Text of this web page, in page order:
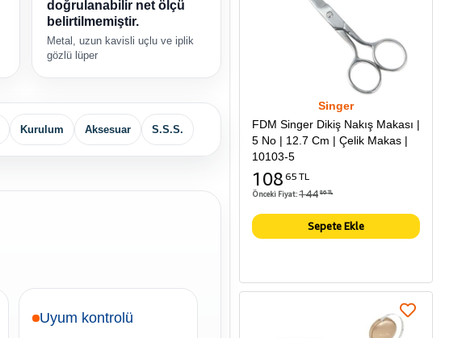
doğrulanabilir net ölçü
belirtilmemiştir.
Metal, uzun kavisli uçlu ve iplik
gözlü lüper
Kurulum Aksesuar S.S.S.
Uyum kontrolü
Singer
FDM Singer Dikiş Nakış Makası |
5 No | 12.7 Cm | Çelik Makas |
10103-5
108 65 TL
Önceki Fiyat:144 86 TL
Sepete Ekle